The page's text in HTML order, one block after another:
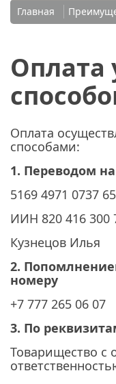
Главная
Оплата
Оплата
способами:
1. Переводом на
5169 4971 0737
ИИН 820 416 300
Кузнецов Илья
2.
номеру
+7 777 265 06 07
3. По
Товарищество с